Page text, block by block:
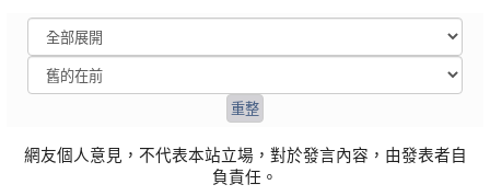
網友個人意見，不代表本站立場，對於發言內容，由發表者自
負責任。